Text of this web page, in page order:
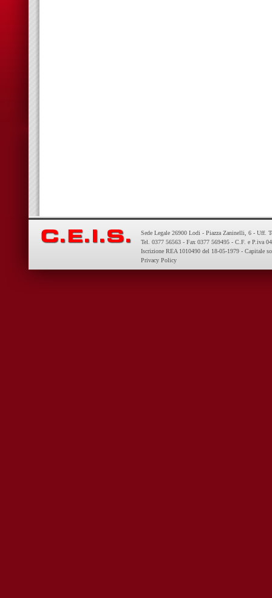
Sede Legale 26900 Lodi - Piazza Zaninelli, 6 - Uff.
Tel. 0377 56563 - Fax 0377 569495 - C.F. e P.iva
Iscrizione REA 1010490 del 18-05-1979 - Capitale
Privacy Policy